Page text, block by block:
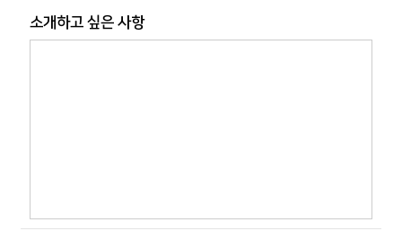
소개하고 싶은 사항